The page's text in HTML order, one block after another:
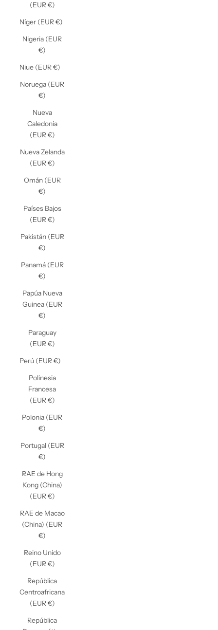
(EUR €)
Níger (EUR €)
Nigeria (EUR
€)
Niue (EUR €)
Noruega (EUR
€)
Nueva
Caledonia
(EUR €)
Nueva Zelanda
(EUR €)
Omán (EUR
€)
Países Bajos
(EUR €)
Pakistán (EUR
€)
Panamá (EUR
€)
Papúa Nueva
Guinea (EUR
€)
Paraguay
(EUR €)
Perú (EUR €)
Polinesia
Francesa
(EUR €)
Polonia (EUR
€)
Portugal (EUR
€)
RAE de Hong
Kong (China)
(EUR €)
RAE de Macao
(China) (EUR
€)
Reino Unido
(EUR €)
República
Centroafricana
(EUR €)
República